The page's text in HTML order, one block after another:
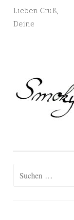
Lieben Gruß,
Deine
Suchen